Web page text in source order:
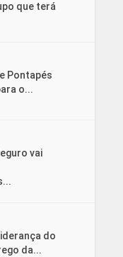
que terá
Pontapés
o...
vai
do
da...